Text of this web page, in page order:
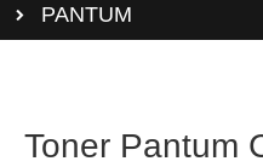
PANTUM
Toner Pantum